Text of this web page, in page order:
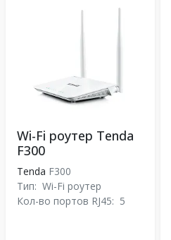
Wi-Fi роутер Tenda
F300
Tenda F300
Тип: Wi-Fi роутер
Кол-во портов RJ45: 5